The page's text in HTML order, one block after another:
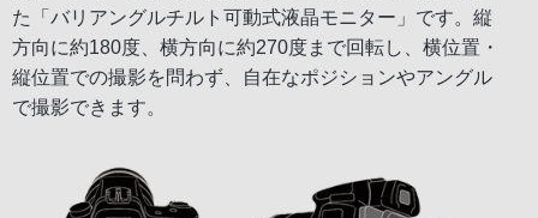
た「バリアングルチルト可動式液晶モニター」です。縦
方向に約180度、横方向に約270度まで回転し、横位置・
縦位置での撮影を問わず、自在なポジションやアングル
で撮影できます。